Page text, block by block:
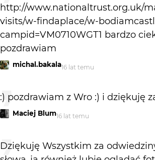
http://www.nationaltrust.org.uk/
visits/w-findaplace/w-
campid=VM0710WGT1 bardzo
pozdrawiam
michal.bakala16 lat temu
:) pozdrawiam z Wro :) i dziękuję
Maciej Blum16 lat temu
Dziękuję Wszystkim za